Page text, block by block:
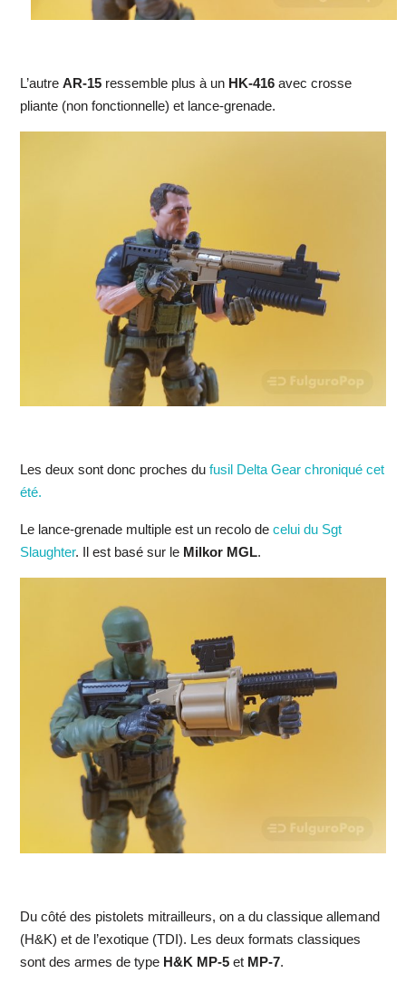
L’autre AR-15ressemble plus à un HK-416avec crosse
pliante (non fonctionnelle) et lance-grenade.
Les deux sont donc proches dufusil Delta Gear chroniqué cet
été.
Le lance-grenade multiple est un recolo de celui du Sgt
Slaughter. Il est basé sur le Milkor MGL.
Du côté des pistolets mitrailleurs, on a du classique allemand
(H&K) et de l’exotique (TDI). Les deux formats classiques
sont des armes de type H&K MP-5et MP-7.